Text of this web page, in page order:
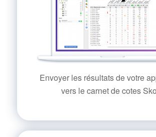
Envoyer les résultats de votre
vers le carnet de cotes